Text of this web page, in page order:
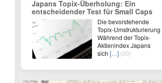
Japans Topix-Überholung: Ein
entscheidender Test für Small Caps
Die bevorstehende
Topix-Umstrukturierung
Während der Topix-
Aktienindex Japans
sich […] (00)